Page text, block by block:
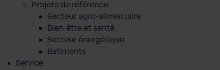
Projets de référence
Secteur agro-alimentaire
Bien-être et santé
Secteur énergétique
Batiments
Service